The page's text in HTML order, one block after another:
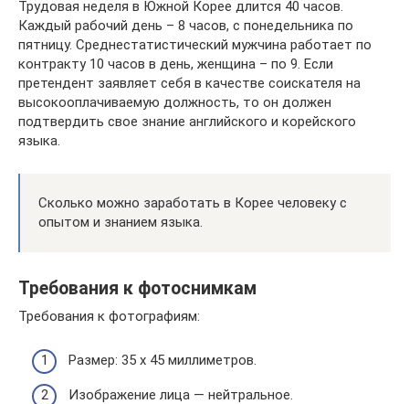
Трудовая неделя в Южной Корее длится 40 часов.
Каждый рабочий день – 8 часов, с понедельника по
пятницу. Среднестатистический мужчина работает по
контракту 10 часов в день, женщина – по 9. Если
претендент заявляет себя в качестве соискателя на
высокооплачиваемую должность, то он должен
подтвердить свое знание английского и корейского
языка.
Сколько можно заработать в Корее человеку с
опытом и знанием языка.
Требования к фотоснимкам
Требования к фотографиям:
Размер: 35 х 45 миллиметров.
Изображение лица — нейтральное.